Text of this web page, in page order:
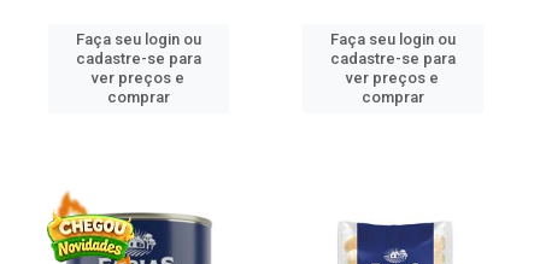
Faça seu login ou
cadastre-se para
ver preços e
comprar
Faça seu login ou
cadastre-se para
ver preços e
comprar